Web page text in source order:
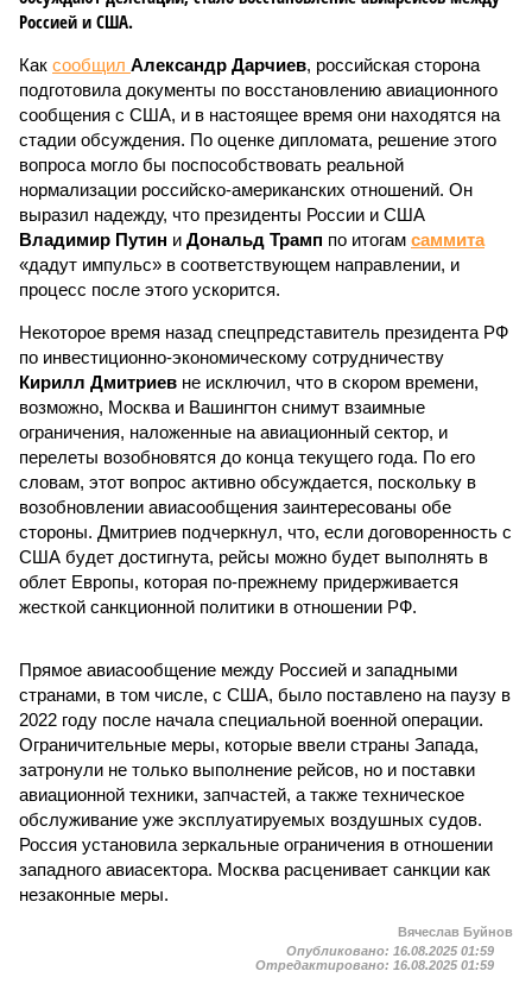
Россией и США.
Как сообщил Александр Дарчиев, российская сторона
подготовила документы по восстановлению авиационного
сообщения с США, и в настоящее время они находятся на
стадии обсуждения. По оценке дипломата, решение этого
вопроса могло бы поспособствовать реальной
нормализации российско-американских отношений. Он
выразил надежду, что президенты России и США
Владимир Путин и Дональд Трамп по итогам саммита
«дадут импульс» в соответствующем направлении, и
процесс после этого ускорится.
Некоторое время назад спецпредставитель президента РФ
по инвестиционно-экономическому сотрудничеству
Кирилл Дмитриев не исключил, что в скором времени,
возможно, Москва и Вашингтон снимут взаимные
ограничения, наложенные на авиационный сектор, и
перелеты возобновятся до конца текущего года. По его
словам, этот вопрос активно обсуждается, поскольку в
возобновлении авиасообщения заинтересованы обе
стороны. Дмитриев подчеркнул, что, если договоренность с
США будет достигнута, рейсы можно будет выполнять в
облет Европы, которая по-прежнему придерживается
жесткой санкционной политики в отношении РФ.
Прямое авиасообщение между Россией и западными
странами, в том числе, с США, было поставлено на паузу в
2022 году после начала специальной военной операции.
Ограничительные меры, которые ввели страны Запада,
затронули не только выполнение рейсов, но и поставки
авиационной техники, запчастей, а также техническое
обслуживание уже эксплуатируемых воздушных судов.
Россия установила зеркальные ограничения в отношении
западного авиасектора. Москва расценивает санкции как
незаконные меры.
Вячеслав Буйнов
Опубликовано: 16.08.2025 01:59
Отредактировано: 16.08.2025 01:59